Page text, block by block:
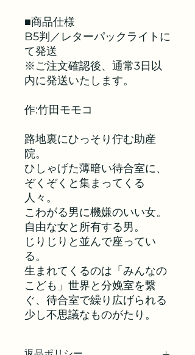
■商品仕様
B5判／レターパックライトに
て発送
※ご注文確認後、通常3日以
内に発送いたします。
作:竹田モモコ
路地裏にひっそり佇む助産
院。
ひしゃげた薄暗い待合室に、
ぞくぞくと集まってくる
人々。
こわがる男に機嫌のいい女。
自由な女と所有する男。
じりじりと並んで座ってい
る。
生まれてくるのは「みんなの
こども」世界と分娩室を繋
ぐ、待合室で繰り広げられる
少し不思議なものがたり。